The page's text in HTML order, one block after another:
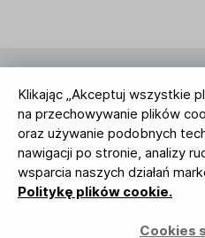
Klikając „Akceptuj wszystkie
na przechowywanie plików
oraz używanie podobnych
nawigacji po stronie, analizy
wsparcia naszych działań
Politykę plików cookie.
Cookies
2010 - 2026 © MailerLite.
zastrzeżone.
Regulamin Serwisu Polityka
zaufania
Ustawienia
BUREAU VERITAS
ISO 27001 Certification